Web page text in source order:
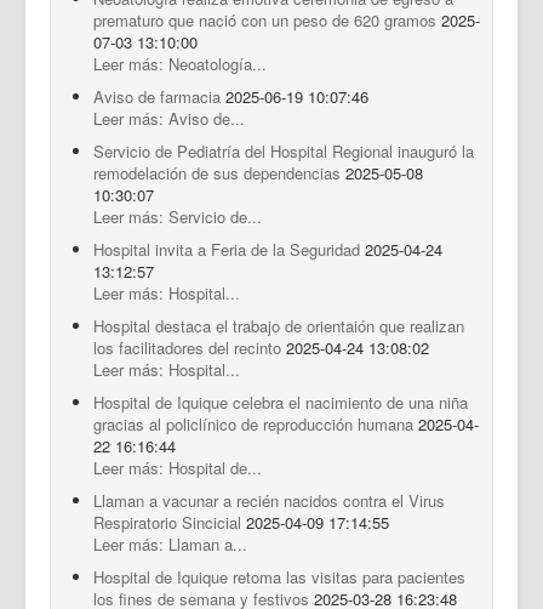
prematuro que nació con un peso de 620 gramos 2025-
07-03 13:10:00
Leer más: Neoatología...
Aviso de farmacia 2025-06-19 10:07:46
Leer más: Aviso de...
Servicio de Pediatría del Hospital Regional inauguró la
remodelación de sus dependencias 2025-05-08
10:30:07
Leer más: Servicio de...
Hospital invita a Feria de la Seguridad 2025-04-24
13:12:57
Leer más: Hospital...
Hospital destaca el trabajo de orientaión que realizan
los facilitadores del recinto 2025-04-24 13:08:02
Leer más: Hospital...
Hospital de Iquique celebra el nacimiento de una niña
gracias al policlínico de reproducción humana 2025-04-
22 16:16:44
Leer más: Hospital de...
Llaman a vacunar a recién nacidos contra el Virus
Respiratorio Sincicial 2025-04-09 17:14:55
Leer más: Llaman a...
Hospital de Iquique retoma las visitas para pacientes
los fines de semana y festivos 2025-03-28 16:23:48